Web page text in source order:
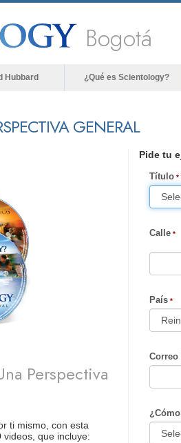
Bogotá
Hubbard ¿Qué es Scientology?
GENERAL
Perspectiva
ti mismo, con esta
videos, que incluye:
Pide tu
Título
Calle
País